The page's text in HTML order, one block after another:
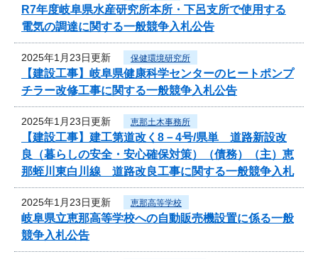
R7年度岐阜県水産研究所本所・下呂支所で使用する
電気の調達に関する一般競争入札公告
2025年1月23日更新 保健環境研究所
【建設工事】岐阜県健康科学センターのヒートポンプ
チラー改修工事に関する一般競争入札公告
2025年1月23日更新 恵那土木事務所
【建設工事】建工第道改く8－4号/県単 道路新設改
良（暮らしの安全・安心確保対策）（債務）（主）恵
那蛭川東白川線 道路改良工事に関する一般競争入札
2025年1月23日更新 恵那高等学校
岐阜県立恵那高等学校への自動販売機設置に係る一般
競争入札公告